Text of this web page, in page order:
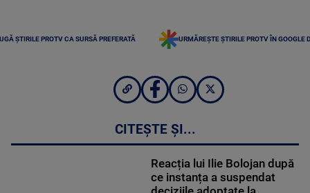
ȘTIRILE PROTV CA SURSĂ PREFERATĂ URMĂREȘTE ȘTIRILE PROTV ÎN GOOGLE
CITEȘTE ȘI...
Reacția lui Ilie Bolojan după
ce instanța a suspendat